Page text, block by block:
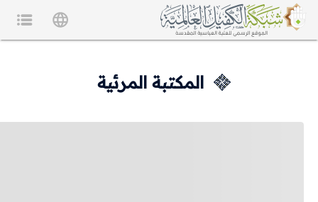
المكتبة المرئية